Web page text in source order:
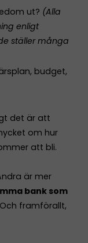
ut? (Alla
enligt
ställer många
budget,
det är att
om hur
att bli.
är mer
bank som
framförallt,